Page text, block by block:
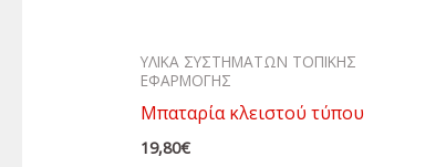
ΥΛΙΚΑ ΣΥΣΤΗΜΑΤΩΝ ΤΟΠΙΚΗΣ
ΕΦΑΡΜΟΓΗΣ
Μπαταρία κλειστού τύπου
19,80€